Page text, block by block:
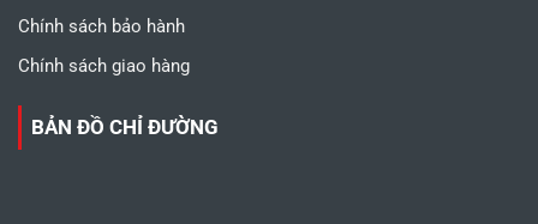
Chính sách bảo hành
Chính sách giao hàng
BẢN ĐỒ CHỈ ĐƯỜNG